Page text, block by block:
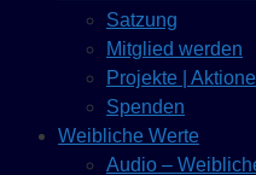
Satzung
Mitglied werden
Projekte |
Spenden
Weibliche Werte
Audio –